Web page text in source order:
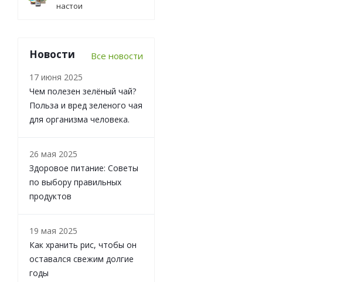
настои
Новости Все новости
17 июня 2025
Чем полезен зелёный чай?
Польза и вред зеленого чая
для организма человека.
26 мая 2025
Здоровое питание: Советы
по выбору правильных
продуктов
19 мая 2025
Как хранить рис, чтобы он
оставался свежим долгие
годы